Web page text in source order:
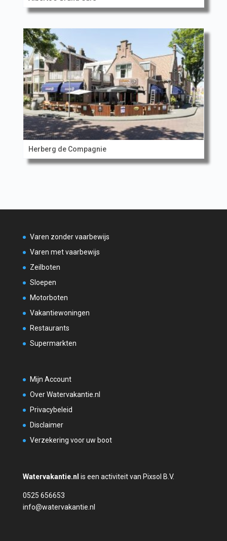
Herberg de Compagnie
Varen zonder vaarbewijs
Varen met vaarbewijs
Zeilboten
Sloepen
Motorboten
Vakantiewoningen
Restaurants
Supermarkten
Mijn Account
Over Watervakantie.nl
Privacybeleid
Disclaimer
Verzekering voor uw boot
Watervakantie.nl is een activiteit van Pixsol B.V.
0525 656653
info@watervakantie.nl